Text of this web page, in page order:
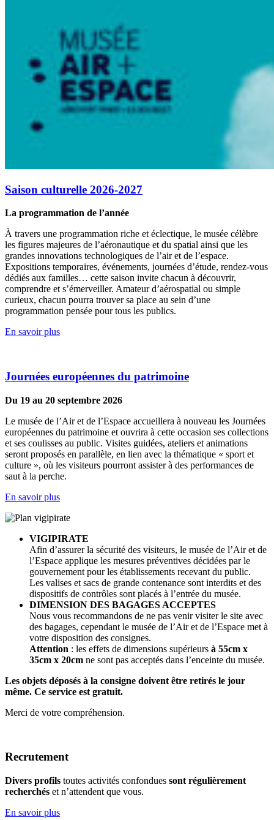
Saison culturelle 2026-2027
La programmation de l’année
À travers une programmation riche et éclectique, le musée célèbre
les figures majeures de l’aéronautique et du spatial ainsi que les
grandes innovations technologiques de l’air et de l’espace.
Expositions temporaires, événements, journées d’étude, rendez-vous
dédiés aux familles… cette saison invite chacun à découvrir,
comprendre et s’émerveiller. Amateur d’aérospatial ou simple
curieux, chacun pourra trouver sa place au sein d’une
programmation pensée pour tous les publics.
En savoir plus
Journées européennes du patrimoine
Du 19 au 20 septembre 2026
Le musée de l’Air et de l’Espace accueillera à nouveau les Journées
européennes du patrimoine et ouvrira à cette occasion ses collections
et ses coulisses au public. Visites guidées, ateliers et animations
seront proposés en parallèle, en lien avec la thématique « sport et
culture », où les visiteurs pourront assister à des performances de
saut à la perche.
En savoir plus
VIGIPIRATE
Afin d’assurer la sécurité des visiteurs, le musée de l’Air et de
l’Espace applique les mesures préventives décidées par le
gouvernement pour les établissements recevant du public.
Les valises et sacs de grande contenance sont interdits et des
dispositifs de contrôles sont placés à l’entrée du musée.
DIMENSION DES BAGAGES ACCEPTES
Nous vous recommandons de ne pas venir visiter le site avec
des bagages, cependant le musée de l’Air et de l’Espace met à
votre disposition des consignes.
Attention : les effets de dimensions supérieurs à 55cm x
35cm x 20cm ne sont pas acceptés dans l’enceinte du musée.
Les objets déposés à la consigne doivent être retirés le jour
même. Ce service est gratuit.
Merci de votre compréhension.
Recrutement
Divers profils toutes activités confondues sont régulièrement
recherchés et n’attendent que vous.
En savoir plus